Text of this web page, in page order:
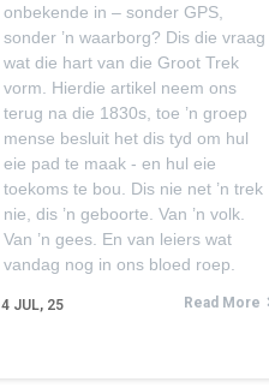
4 JUL, 25
onbekende in – sonder GPS,
sonder ’n waarborg? Dis die vraag
wat die hart van die Groot Trek
vorm. Hierdie artikel neem ons
terug na die 1830s, toe ’n groep
mense besluit het dis tyd om hul
eie pad te maak - en hul eie
toekoms te bou. Dis nie net ’n trek
nie, dis ’n geboorte. Van ’n volk.
Van ’n gees. En van leiers wat
vandag nog in ons bloed roep.
Read More